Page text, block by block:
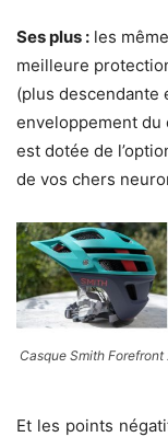
Ses plus : les
meilleure
(plus descendante
enveloppement du
est dotée de
de vos chers
Casque Smith
Et les points